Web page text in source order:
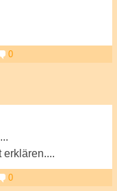
0
erklären....
0